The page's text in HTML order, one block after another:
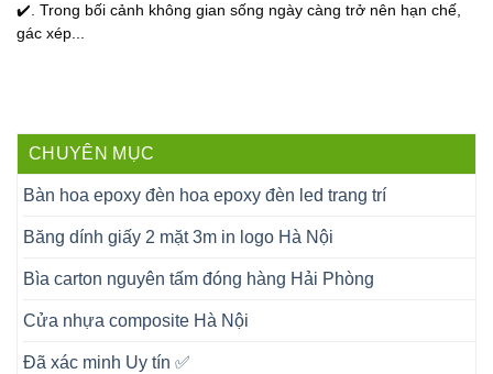
✔️. Trong bối cảnh không gian sống ngày càng trở nên hạn chế,
gác xép...
CHUYÊN MỤC
Bàn hoa epoxy đèn hoa epoxy đèn led trang trí
Băng dính giấy 2 mặt 3m in logo Hà Nội
Bìa carton nguyên tấm đóng hàng Hải Phòng
Cửa nhựa composite Hà Nội
Đã xác minh Uy tín ✅